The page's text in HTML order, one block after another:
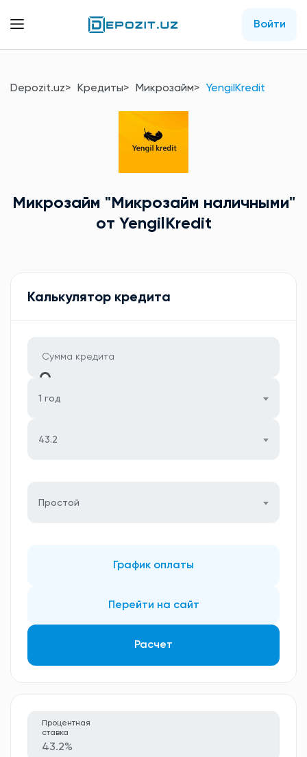
Войти
Depozit.uz Кредиты Микрозайм YengilKredit
Микрозайм "Микрозайм наличными"
от YengilKredit
Калькулятор кредита
1 год
43.2
Простой
График оплаты
Перейти на сайт
Расчет
Процентная
ставка
43.2%